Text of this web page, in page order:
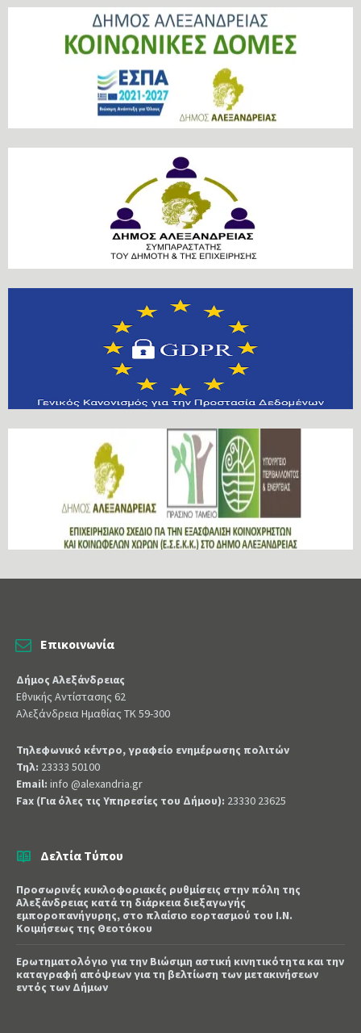
Επικοινωνία
Δήμος Αλεξάνδρειας
Εθνικής Αντίστασης 62
Αλεξάνδρεια Ημαθίας ΤΚ 59-300
Τηλεφωνικό κέντρο, γραφείο ενημέρωσης πολιτών
Τηλ: 23333 50100
Email: info @alexandria.gr
Fax (Για όλες τις Υπηρεσίες του Δήμου): 23330 23625
Δελτία Τύπου
Προσωρινές κυκλοφοριακές ρυθμίσεις στην πόλη της
Αλεξάνδρειας κατά τη διάρκεια διεξαγωγής
εμποροπανήγυρης, στο πλαίσιο εορτασμού του Ι.Ν.
Κοιμήσεως της Θεοτόκου
Ερωτηματολόγιο για την Βιώσιμη αστική κινητικότητα και την
καταγραφή απόψεων για τη βελτίωση των μετακινήσεων
εντός των Δήμων